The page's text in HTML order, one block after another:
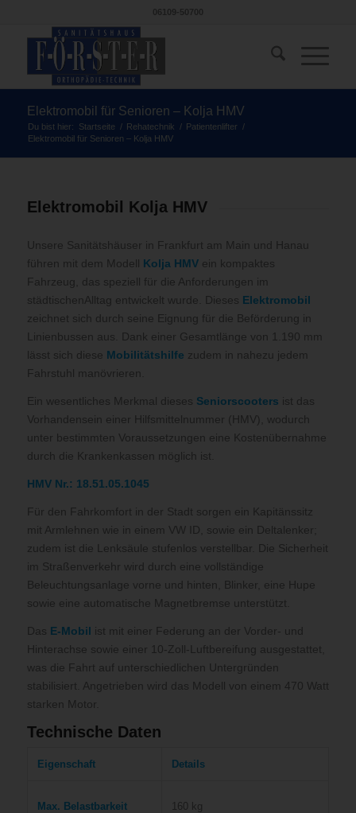
Elektromobil für Senioren – Kolja HMV
Du bist hier: Startseite / Rehatechnik / Patientenlifter /
Elektromobil für Senioren – Kolja HMV
Elektromobil Kolja HMV
Unsere Sanitätshäuser in Frankfurt am Main und Hanau
führen mit dem Modell Kolja HMVein kompaktes
Fahrzeug, das speziell für die Anforderungen im
städtischenAlltag entwickelt wurde.
Dieses Elektromobil
zeichnet sich durch seine Eignung für die Beförderung in
Linienbussen aus
Dank einer Gesamtlänge von 1.190 mm
lässt sich diese Mobilitätshilfe zudem in nahezu jedem
Fahrstuhl manövrieren
Ein wesentliches Merkmal dieses Seniorscooters ist das
Vorhandensein einer Hilfsmittelnummer (HMV), wodurch
unter bestimmten Voraussetzungen eine Kostenübernahme
durch die Krankenkassen möglich ist
HMV Nr.: 18.51.05.1045
Für den Fahrkomfort in der Stadt sorgen ein Kapitänssitz
mit Armlehnen wie in einem VW ID, sowie ein Deltalenker;
zudem ist die Lenksäule stufenlos verstellbar
Die Sicherheit
im Straßenverkehr wird durch eine vollständige
Beleuchtungsanlage vorne und hinten, Blinker, eine Hupe
sowie eine automatische Magnetbremse unterstützt
Das E-Mobil ist mit einer Federung an der Vorder- und
Hinterachse sowie einer 10-Zoll-Luftbereifung ausgestattet,
was die Fahrt auf unterschiedlichen Untergründen
stabilisiert Angetrieben wird das Modell von einem 470 Watt
starken Motor
Technische Daten
Eigenschaft Details
Max. Belastbarkeit 160 kg